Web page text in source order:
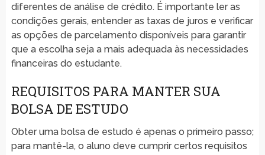
diferentes de análise de crédito. É importante ler as
condições gerais, entender as taxas de juros e verificar
as opções de parcelamento disponíveis para garantir
que a escolha seja a mais adequada às necessidades
financeiras do estudante.
REQUISITOS PARA MANTER SUA
BOLSA DE ESTUDO
Obter uma bolsa de estudo é apenas o primeiro passo;
para mantê-la, o aluno deve cumprir certos requisitos